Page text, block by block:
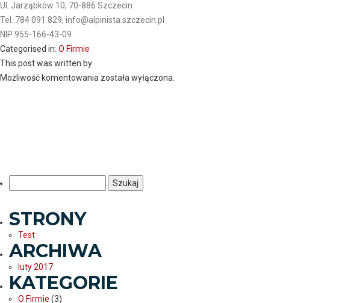
Ul. Jarząbków 10, 70-886 Szczecin
Tel. 784 091 829, info@alpinista.szczecin.pl
NIP 955-166-43-09
Categorised in: O Firmie
This post was written by
Możliwość komentowania została wyłączona.
STRONY
Test
ARCHIWA
luty 2017
KATEGORIE
O Firmie (3)